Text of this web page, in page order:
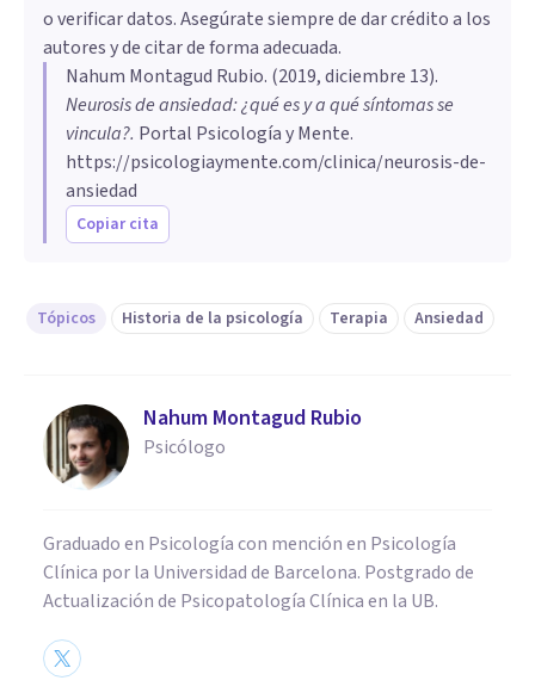
o verificar datos. Asegúrate siempre de dar crédito a los
autores y de citar de forma adecuada.
Nahum Montagud Rubio. (2019, diciembre 13).
Neurosis de ansiedad: ¿qué es y a qué síntomas se
vincula?. Portal Psicología y Mente.
https://psicologiaymente.com/clinica/neurosis-de-
ansiedad
Copiar cita
Tópicos Historia de la psicología Terapia Ansiedad
Nahum Montagud Rubio
Psicólogo
Graduado en Psicología con mención en Psicología
Clínica por la Universidad de Barcelona. Postgrado de
Actualización de Psicopatología Clínica en la UB.